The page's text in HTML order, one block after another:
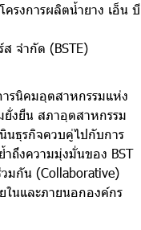
งการผลิตน้ำยาง เอ็น บี
จำกัด (BSTE)
ารนิคมอุตสาหกรรมแห่ง
ยั่งยืน สภาอุตสาหกรรม
นธุรกิจควบคู่ไปกับการ
ถึงความมุ่งมั่นของ BST
มกัน (Collaborative)
ในและภายนอกองค์กร